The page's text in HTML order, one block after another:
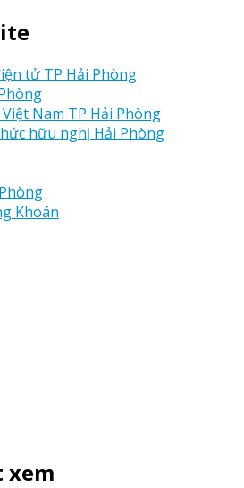
tử TP Hải Phòng
Nam TP Hải Phòng
hữu nghị Hải Phòng
Khoán
xem